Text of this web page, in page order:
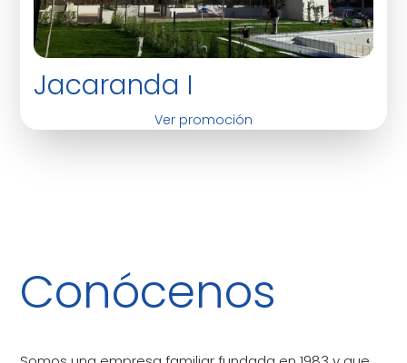
Jacaranda I
Ver promoción
Conócenos